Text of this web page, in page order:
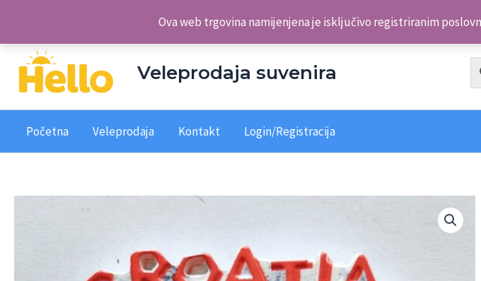
Ova web trgovina namijenjena je isključivo registriranim
content
Veleprodaja suvenira
Početna Veleprodaja Kontakt Login/Registracija